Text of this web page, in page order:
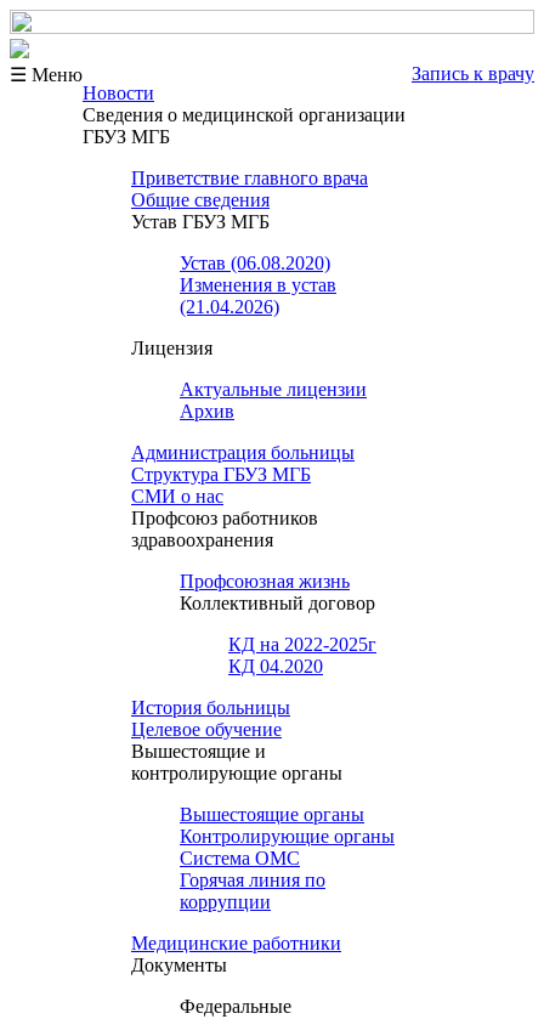
☰ Меню
Запись к врачу
Новости
Сведения о медицинской организации
ГБУЗ МГБ
Приветствие главного врача
Общие сведения
Устав ГБУЗ МГБ
Устав (06.08.2020)
Изменения в устав
(21.04.2026)
Лицензия
Актуальные лицензии
Архив
Администрация больницы
Структура ГБУЗ МГБ
СМИ о нас
Профсоюз работников
здравоохранения
Профсоюзная жизнь
Коллективный договор
КД на 2022-2025г
КД 04.2020
История больницы
Целевое обучение
Вышестоящие и
контролирующие органы
Вышестоящие органы
Контролирующие органы
Система ОМС
Горячая линия по
коррупции
Медицинские работники
Документы
Федеральные